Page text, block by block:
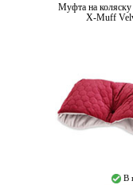
Муфта на
X-Muff
В